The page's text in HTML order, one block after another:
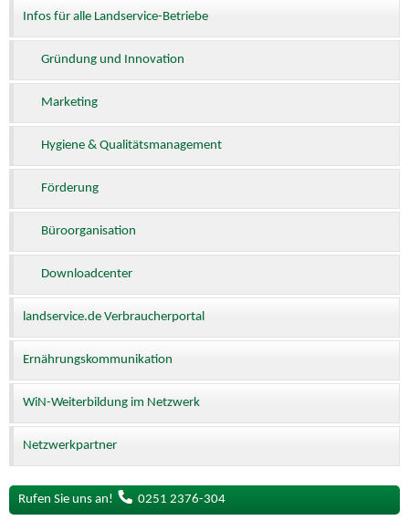
Infos für alle Landservice-Betriebe
Gründung und Innovation
Marketing
Hygiene & Qualitätsmanagement
Förderung
Büroorganisation
Downloadcenter
landservice.de Verbraucherportal
Ernährungskommunikation
WiN-Weiterbildung im Netzwerk
Netzwerkpartner
Rufen Sie uns an! 0251 2376-304